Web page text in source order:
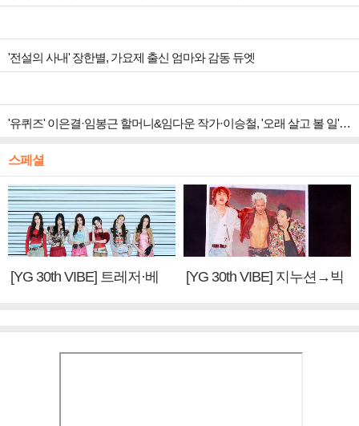
'전설의 사내' 장한별, 가요제 출신 엄마와 감동 듀엣
'유퀴즈' 이은결·임봉근 할머니&임다운 작가·이승철, '오래 살고 볼 일' 특집 출격
스페셜
[YG 30th VIBE] 트레저·베
[YG 30th VIBE] 지누션→빅